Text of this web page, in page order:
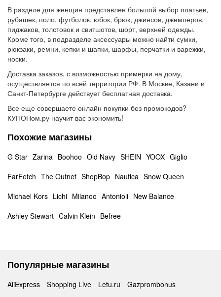
В разделе для женщин представлен большой выбор платьев,
рубашек, поло, футболок, юбок, брюк, джинсов, джемперов,
пиджаков, толстовок и свитшотов, шорт, верхней одежды.
Кроме того, в подразделе аксессуары можно найти сумки,
рюкзаки, ремни, кепки и шапки, шарфы, перчатки и варежки,
носки.
Доставка заказов, с возможностью примерки на дому,
осуществляется по всей территории РФ. В Москве, Казани и
Санкт-Петербурге действует бесплатная доставка.
Все еще совершаете онлайн покупки без промокодов?
КУПОНом.ру научит вас экономить!
Похожие магазины
G Star Zarina Boohoo Old Navy SHEIN YOOX Giglio
FarFetch The Outnet ShopBop Nautica Snow Queen
Michael Kors Lichi Milanoo Antonioli New Balance
Ashley Stewart Calvin Klein Befree
Популярные магазины
AliExpress Shopping Live Letu.ru Gazprombonus